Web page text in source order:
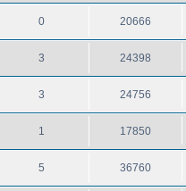
0 20666
3 24398
3 24756
1 17850
5 36760